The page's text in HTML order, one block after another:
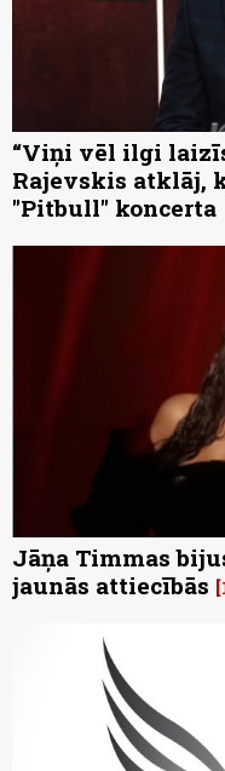
“Viņi vēl ilgi
Rajevskis atklāj,
"Pitbull" koncerta
Jāņa Timmas
jaunās attiecībās